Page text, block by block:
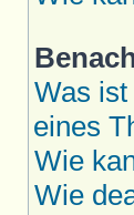
Was
eines
Wie
Wie